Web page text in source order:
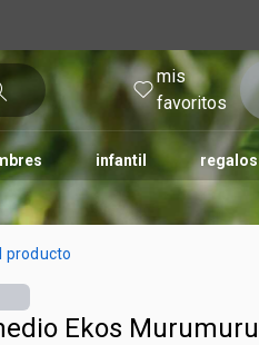
mis
favoritos
infantil regalos
tododia una
producto
Ekos Murumuru